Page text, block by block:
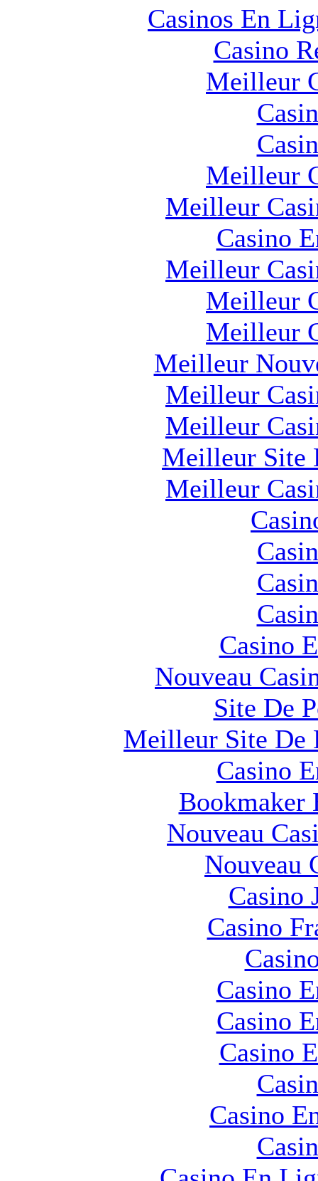
Casinos En
Casino
Meilleur
Meilleur
Meilleur
Casino
Meilleur
Meilleur
Meilleur
Meilleur
Meilleur
Meilleur
Meilleur Site
Meilleur
Casino
Nouveau
Site De
Meilleur Site De
Casino
Bookmaker
Nouveau
Nouveau
Casino
Casino
Casino
Casino
Casino
Casino